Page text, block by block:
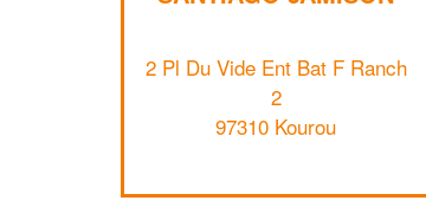
2 Pl Du Vide Ent Bat F Ranch
2
97310 Kourou